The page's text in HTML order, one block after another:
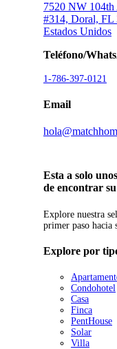
7520 NW 104th
#314, Doral, FL
Estados Unidos
Teléfono/
1-786-397-0121
Email
Esta a solo
de encontrar
Explore nuestra
primer paso hacia
Explore por
Condohotel
Casa
Finca
PentHouse
Solar
Villa